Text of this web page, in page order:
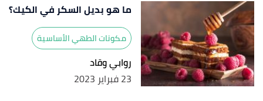
ما هو بديل السكر في الكيك؟
مكونات الطهي الأساسية
روابي وقاد
23 فبراير 2023